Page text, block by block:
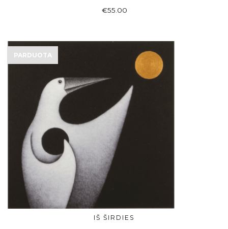
€55.00
PARDUOTA
DAUGIAU
IŠ ŠIRDIES